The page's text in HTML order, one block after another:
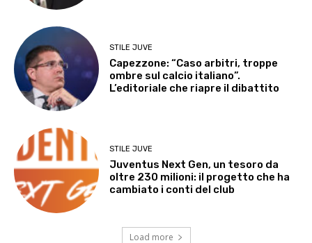
STILE JUVE
Capezzone: “Caso arbitri, troppe
ombre sul calcio italiano”.
L’editoriale che riapre il dibattito
STILE JUVE
Juventus Next Gen, un tesoro da
oltre 230 milioni: il progetto che ha
cambiato i conti del club
Load more